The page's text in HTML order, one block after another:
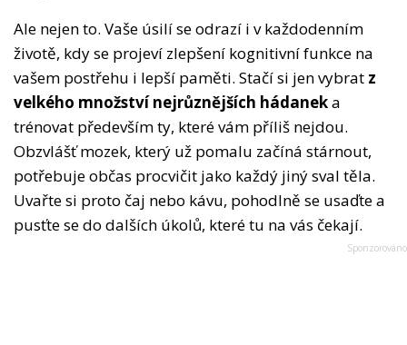
Ale nejen to. Vaše úsilí se odrazí i v každodenním
životě, kdy se projeví zlepšení kognitivní funkce na
vašem postřehu i lepší paměti. Stačí si jen vybrat z
velkého množství nejrůznějších hádaneka
trénovat především ty, které vám příliš nejdou.
Obzvlášť mozek, který už pomalu začíná stárnout,
potřebuje občas procvičit jako každý jiný sval těla.
Uvařte si proto čaj nebo kávu, pohodlně se usaďte a
pusťte se do dalších úkolů, které tu na vás čekají.